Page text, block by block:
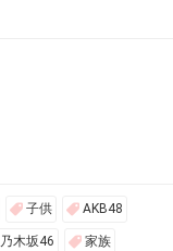
子供 AKB48
乃木坂46 家族